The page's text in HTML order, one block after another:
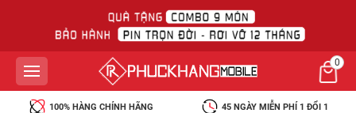
0
100% HÀNG CHÍNH HÃNG 45 NGÀY MIỄN PHÍ 1 ĐỔI 1